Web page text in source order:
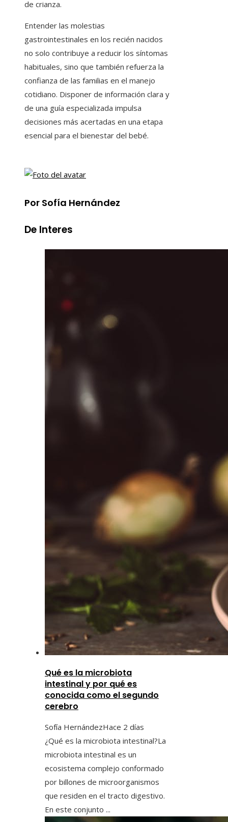
de crianza.
Entender las molestias
gastrointestinales en los recién nacidos
no solo contribuye a reducir los síntomas
habituales, sino que también refuerza la
confianza de las familias en el manejo
cotidiano. Disponer de información clara y
de una guía especializada impulsa
decisiones más acertadas en una etapa
esencial para el bienestar del bebé.
Por Sofía Hernández
De Interes
Qué es la microbiota
intestinal y por qué es
conocida como el segundo
cerebro
Sofía HernándezHace 2 días
¿Qué es la microbiota intestinal?La
microbiota intestinal es un
ecosistema complejo conformado
por billones de microorganismos
que residen en el tracto digestivo.
En este conjunto ...